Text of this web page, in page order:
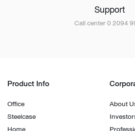
Support
Call center 0 2094
Product Info
Office
Steelcase
About